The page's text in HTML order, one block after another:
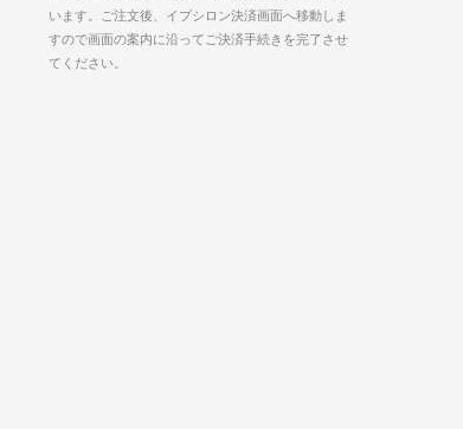
います。ご注文後、イプシロン決済画面へ移動しま
すので画面の案内に沿ってご決済手続きを完了させ
てください。